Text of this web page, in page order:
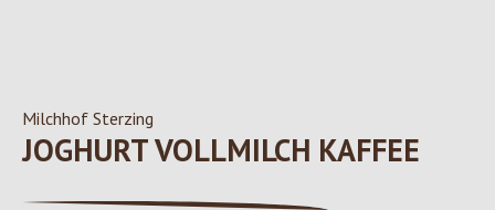
Milchhof Sterzing
JOGHURT VOLLMILCH KAFFEE